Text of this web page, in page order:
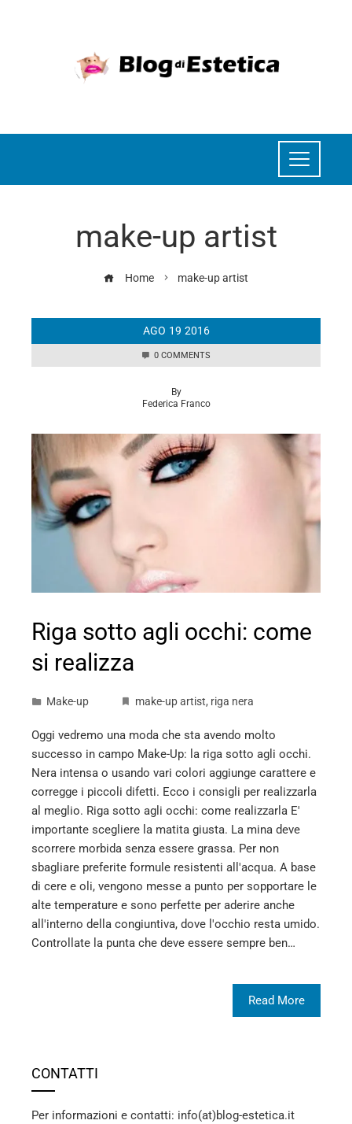
make-up artist
Home make-up artist
AGO 19 2016
0 COMMENTS
By
Federica Franco
Riga sotto agli occhi: come
si realizza
Make-up make-up artist, riga nera
Oggi vedremo una moda che sta avendo molto
successo in campo Make-Up: la riga sotto agli occhi.
Nera intensa o usando vari colori aggiunge carattere e
corregge i piccoli difetti. Ecco i consigli per realizzarla
al meglio. Riga sotto agli occhi: come realizzarla E'
importante scegliere la matita giusta. La mina deve
scorrere morbida senza essere grassa. Per non
sbagliare preferite formule resistenti all'acqua. A base
di cere e oli, vengono messe a punto per sopportare le
alte temperature e sono perfette per aderire anche
all'interno della congiuntiva, dove l'occhio resta umido.
Controllate la punta che deve essere sempre ben…
Read More
CONTATTI
Per informazioni e contatti: info(at)blog-estetica.it